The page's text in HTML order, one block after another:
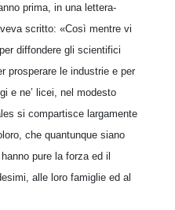
prima, in una lettera-
scritto: «Così mentre vi
diffondere gli scientifici
prosperare le industrie e per
e ne’ licei, nel modesto
si compartisce largamente
che quantunque siano
pure la forza ed il
alle loro famiglie ed al